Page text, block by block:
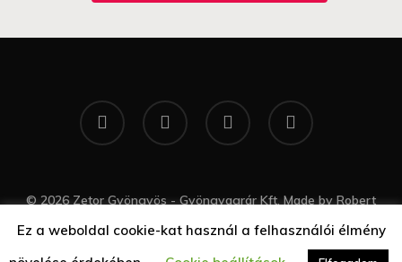
twitter facebook
google-
plus
yelp
© 2026 Zetor Gyöngyös - Gyöngyagrár Kft. Made byRobert
Ez a weboldal cookie-kat használ a felhasználói élmény